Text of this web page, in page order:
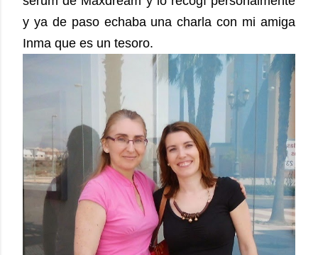
y ya de paso echaba una charla con mi amiga
Inma que es un tesoro.